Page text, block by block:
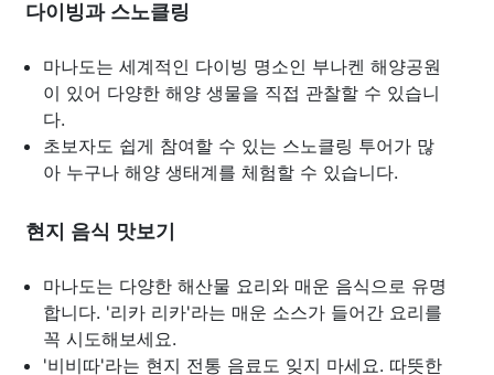
다이빙과 스노클링
마나도는 세계적인 다이빙 명소인 부나켄 해양공원
이 있어 다양한 해양 생물을 직접 관찰할 수 있습니
다.
초보자도 쉽게 참여할 수 있는 스노클링 투어가 많
아 누구나 해양 생태계를 체험할 수 있습니다.
현지 음식 맛보기
마나도는 다양한 해산물 요리와 매운 음식으로 유명
합니다. '리카 리카'라는 매운 소스가 들어간 요리를
꼭 시도해보세요.
'비비따'라는 현지 전통 음료도 잊지 마세요. 따뜻한